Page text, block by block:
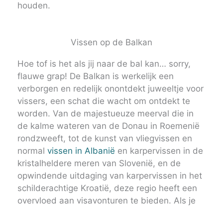
houden.
Vissen op de Balkan
Hoe tof is het als jij naar de bal kan… sorry,
flauwe grap! De Balkan is werkelijk een
verborgen en redelijk onontdekt juweeltje voor
vissers, een schat die wacht om ontdekt te
worden. Van de majestueuze meerval die in
de kalme wateren van de Donau in Roemenië
rondzweeft, tot de kunst van vliegvissen en
normal vissen in Albanië en karpervissen in de
kristalheldere meren van Slovenië, en de
opwindende uitdaging van karpervissen in het
schilderachtige Kroatië, deze regio heeft een
overvloed aan visavonturen te bieden. Als je